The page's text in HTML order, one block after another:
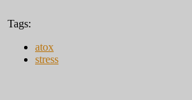
Tags:
atox
stress